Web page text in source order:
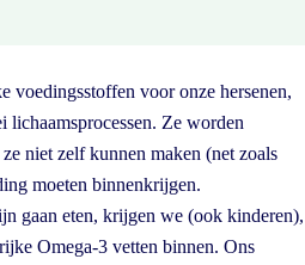
voedingsstoffen voor onze hersenen,
lichaamsprocessen. Ze worden
niet zelf kunnen maken (net zoals
moeten binnenkrijgen.
gaan eten, krijgen we (ook kinderen),
Omega-3 vetten binnen. Ons